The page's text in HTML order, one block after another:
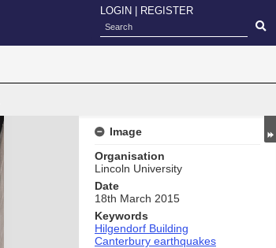
LOGIN REGISTER
Image
Organisation
Lincoln University
Date
18th March 2015
Keywords
Hilgendorf Building
Canterbury earthquakes